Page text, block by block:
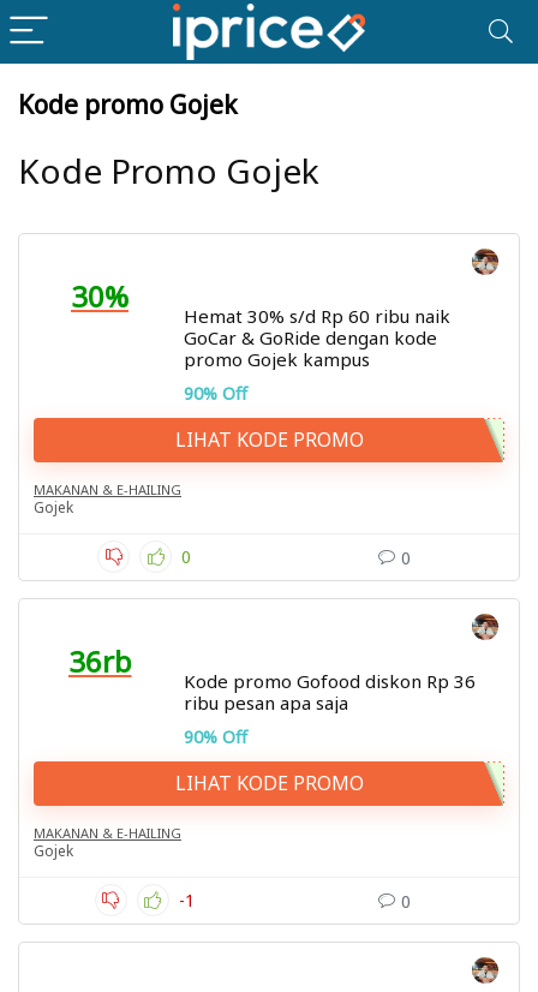
Kode promo Gojek
Kode Promo Gojek
30%
Hemat 30% s/d Rp 60 ribu naik
GoCar & GoRide dengan kode
promo Gojek kampus
90% Off
LIHAT KODE PROMO
MAKANAN & E-HAILING
Gojek
0 0
36rb
Kode promo Gofood diskon Rp 36
ribu pesan apa saja
90% Off
LIHAT KODE PROMO
MAKANAN & E-HAILING
Gojek
-1 0